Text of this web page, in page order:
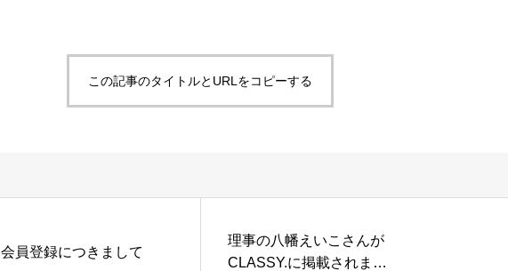
この記事のタイトルとURLをコピーする
会員登録につきまして
理事の八幡えいこさんが
CLASSY.に掲載されまし